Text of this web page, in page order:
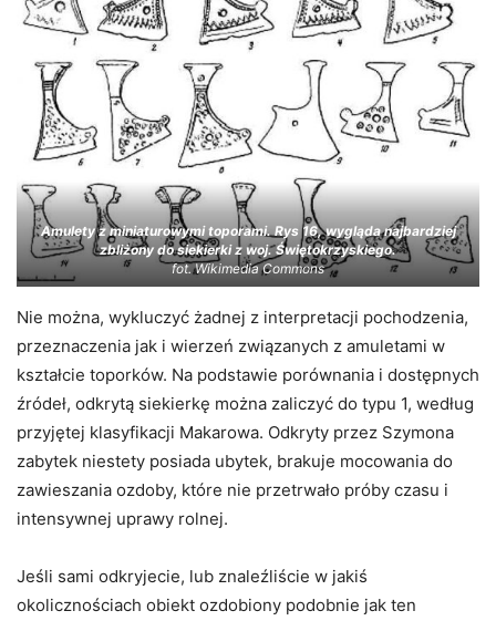
Amulety z miniaturowymi toporami. Rys 16, wygląda najbardziej
zbliżony do siekierki z woj. Świętokrzyskiego.
fot. Wikimedia Commons
Nie można, wykluczyć żadnej z interpretacji pochodzenia,
przeznaczenia jak i wierzeń związanych z amuletami w
kształcie toporków. Na podstawie porównania i dostępnych
źródeł, odkrytą siekierkę można zaliczyć do typu 1, według
przyjętej klasyfikacji Makarowa. Odkryty przez Szymona
zabytek niestety posiada ubytek, brakuje mocowania do
zawieszania ozdoby, które nie przetrwało próby czasu i
intensywnej uprawy rolnej.
Jeśli sami odkryjecie, lub znaleźliście w jakiś
okolicznościach obiekt ozdobiony podobnie jak ten